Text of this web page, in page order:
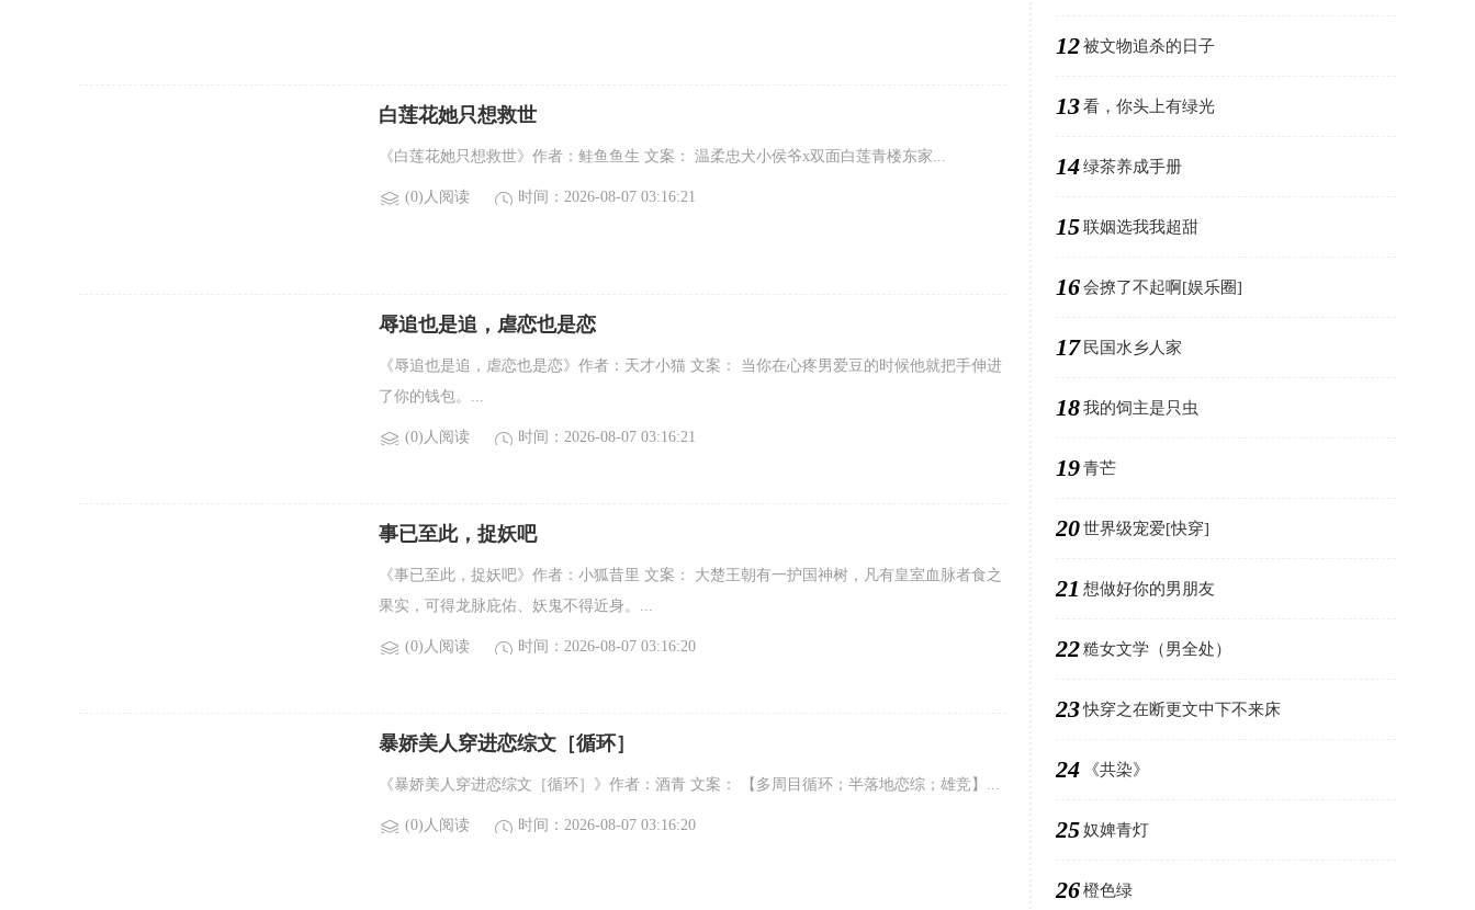
白莲花她只想救世
《白莲花她只想救世》作者：鲑鱼鱼生 文案： 温柔忠犬小侯爷x双面白莲青楼东家...
(0)人阅读 时间：2026-08-07 03:16:21
辱追也是追，虐恋也是恋
《辱追也是追，虐恋也是恋》作者：天才小猫 文案： 当你在心疼男爱豆的时候他就把手伸进
了你的钱包。...
(0)人阅读 时间：2026-08-07 03:16:21
事已至此，捉妖吧
《事已至此，捉妖吧》作者：小狐昔里 文案： 大楚王朝有一护国神树，凡有皇室血脉者食之
果实，可得龙脉庇佑、妖鬼不得近身。...
(0)人阅读 时间：2026-08-07 03:16:20
暴娇美人穿进恋综文［循环］
《暴娇美人穿进恋综文［循环］》作者：酒青 文案： 【多周目循环；半落地恋综；雄竞】...
(0)人阅读 时间：2026-08-07 03:16:20
12被文物追杀的日子
13看，你头上有绿光
14绿茶养成手册
15联姻选我我超甜
16会撩了不起啊[娱乐圈]
17 民国水乡人家
18我的饲主是只虫
19青芒
20世界级宠爱[快穿]
21 想做好你的男朋友
22糙女文学（男全处）
23快穿之在断更文中下不来床
24 《共染》
25奴婢青灯
26橙色绿